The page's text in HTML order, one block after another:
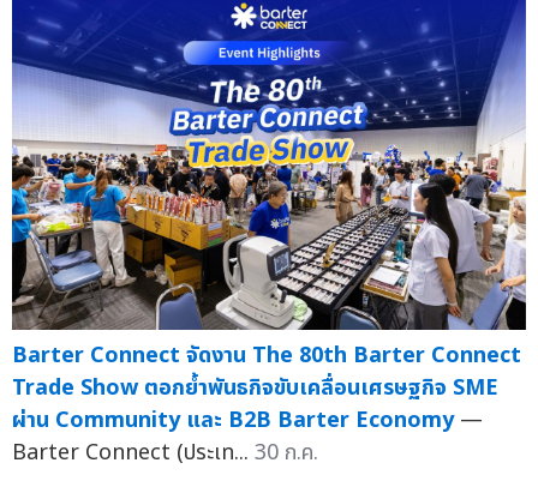
Barter Connect จัดงาน The 80th Barter Connect
Trade Show ตอกย้ำพันธกิจขับเคลื่อนเศรษฐกิจ SME
ผ่าน Community และ B2B Barter Economy —
Barter Connect (ประเท... 30 ก.ค.